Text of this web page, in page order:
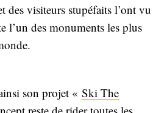
des visiteurs stupéfaits l’ont vu
l’un des monuments les plus
son projet « Ski The